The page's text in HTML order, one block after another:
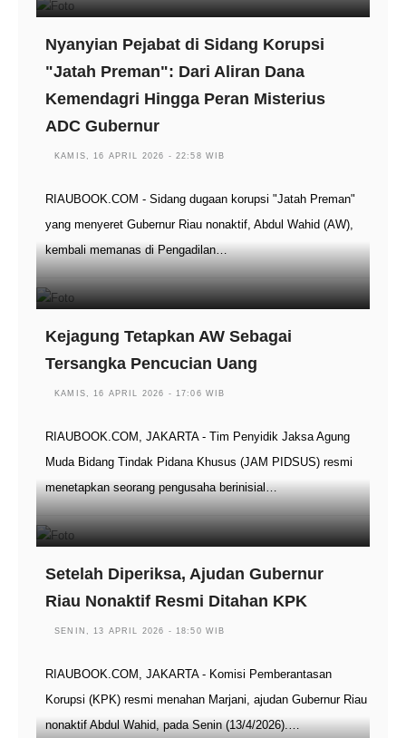
Nyanyian Pejabat di Sidang Korupsi
"Jatah Preman": Dari Aliran Dana
Kemendagri Hingga Peran Misterius
ADC Gubernur
KAMIS, 16 APRIL 2026 - 22:58 WIB
RIAUBOOK.COM - Sidang dugaan korupsi "Jatah Preman"
yang menyeret Gubernur Riau nonaktif, Abdul Wahid (AW),
kembali memanas di Pengadilan…
Kejagung Tetapkan AW Sebagai
Tersangka Pencucian Uang
KAMIS, 16 APRIL 2026 - 17:06 WIB
RIAUBOOK.COM, JAKARTA - Tim Penyidik Jaksa Agung
Muda Bidang Tindak Pidana Khusus (JAM PIDSUS) resmi
menetapkan seorang pengusaha berinisial…
Setelah Diperiksa, Ajudan Gubernur
Riau Nonaktif Resmi Ditahan KPK
SENIN, 13 APRIL 2026 - 18:50 WIB
RIAUBOOK.COM, JAKARTA - Komisi Pemberantasan
Korupsi (KPK) resmi menahan Marjani, ajudan Gubernur Riau
nonaktif Abdul Wahid, pada Senin (13/4/2026).…